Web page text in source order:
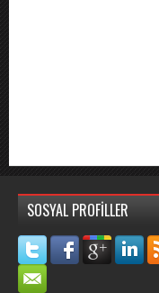
SOSYAL PROFİLLER